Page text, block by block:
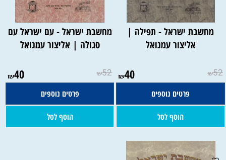
מחשבת ישראל - תפילה |
אליצור עמנואל
₪52
₪40
פרטים נוספים
הוסף לסל
מחשבת ישראל - עם ישראל עם
סגולה | אליצור עמנואל
₪52
₪40
פרטים נוספים
הוסף לסל